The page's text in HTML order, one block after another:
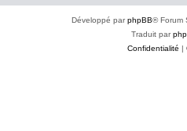
Développé parphpBB® Forum
Traduit par
Confidentialité |